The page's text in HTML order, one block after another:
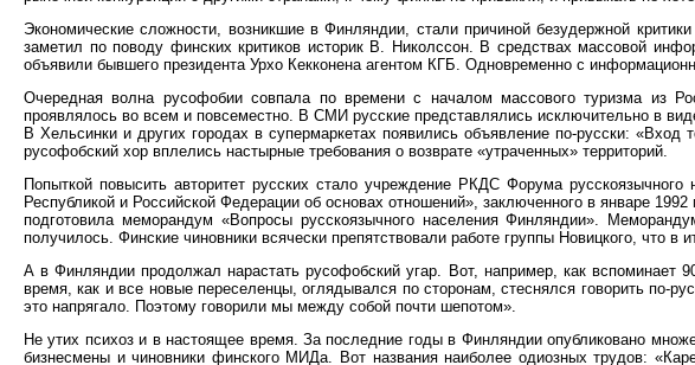
Экономические сложности, возникшие в Финляндии, стали причиной безудержной
заметил по поводу финских критиков историк В. Николссон. В средствах массовой
объявили бывшего президента Урхо Кекконена агентом КГБ. Одновременно с
Очередная волна русофобии совпала по времени с началом массового туризма из
проявлялось во всем и повсеместно. В СМИ русские представлялись исключительно в
В Хельсинки и других городах в супермаркетах появились объявление по-русски:
русофобский хор вплелись настырные требования о возврате «утраченных» территорий.
Попыткой повысить авторитет русских стало учреждение РКДС Форума
Республикой и Российской Федерации об основах отношений», заключенного в январе
подготовила меморандум «Вопросы русскоязычного населения Финляндии».
получилось. Финские чиновники всячески препятствовали работе группы Новицкого, что
А в Финляндии продолжал нарастать русофобский угар. Вот, например, как
время, как и все новые переселенцы, оглядывался по сторонам, стеснялся говорить по-
это напрягало. Поэтому говорили мы между собой почти шепотом».
Не утих психоз и в настоящее время. За последние годы в Финляндии опубликовано
бизнесмены и чиновники финского МИДа. Вот названия наиболее одиозных трудов: